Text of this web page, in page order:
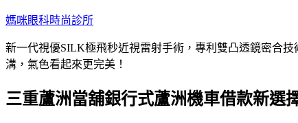
跳
主
要
容
媽咪眼科時尚診所
新一代視優SILK極飛秒近視雷射手術，專利雙凸透鏡密合
溝，氣色看起來更完美！
三重蘆洲當舖銀行式蘆洲機車借款新選